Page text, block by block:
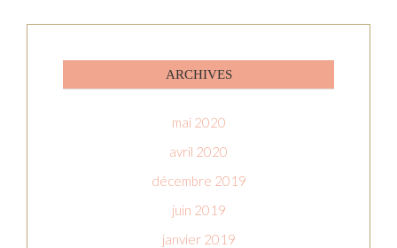
ARCHIVES
mai 2020
avril 2020
décembre 2019
juin 2019
janvier 2019